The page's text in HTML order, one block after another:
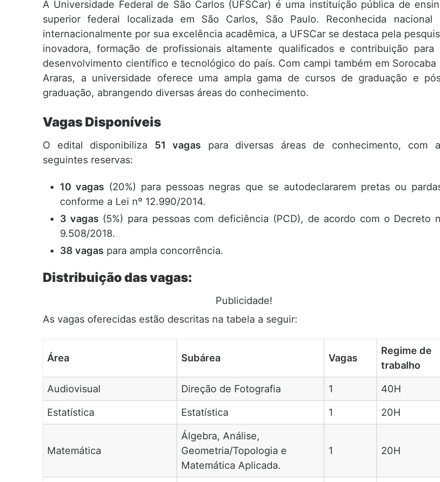
A Universidade Federal de São Carlos (UFSCar) é uma instituição pública de
superior federal localizada em São Carlos, São Paulo. Reconhecida nacional
internacionalmente por sua excelência acadêmica, a UFSCar se destaca pela
inovadora, formação de profissionais altamente qualificados e contribuição para
desenvolvimento científico e tecnológico do país. Com campi também em Sorocaba
Araras, a universidade oferece uma ampla gama de cursos de graduação e
graduação, abrangendo diversas áreas do conhecimento.
Vagas Disponíveis
O edital disponibiliza 51 vagas para diversas áreas de conhecimento, com
seguintes reservas:
10 vagas (20%) para pessoas negras que se autodeclararem pretas ou
conforme a Lei nº 12.990/2014.
3 vagas (5%) para pessoas com deficiência (PCD), de acordo com o Decreto
9.508/2018.
38 vagas para ampla concorrência.
Distribuição das vagas:
Publicidade!
As vagas oferecidas estão descritas na tabela a seguir:
Área Subárea Vagas
Regime de
trabalho
Audiovisual
Direção de Fotografia 1
40H
Estatística
Estatística 1 20H
Matemática
Álgebra, Análise,
Geometria/Topologia e
Matemática Aplicada.
1 20H